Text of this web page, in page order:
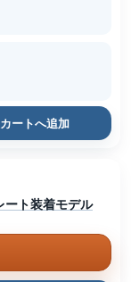
ートへ追加
ト装着モデル